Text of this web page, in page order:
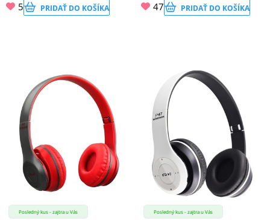
5 PRIDAŤ DO KOŠÍKA 47 PRIDAŤ DO KOŠÍKA
Posledný kus - zajtra u Vás Posledný kus - zajtra u Vás